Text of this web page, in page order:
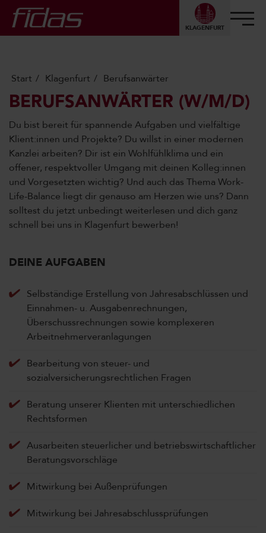
KLAGENFURT
Start Klagenfurt Berufsanwärter
BERUFSANWÄRTER (W/M/D)
Du bist bereit für spannende Aufgaben und vielfältige
Klient:innen und Projekte? Du willst in einer modernen
Kanzlei arbeiten? Dir ist ein Wohlfühlklima und ein
offener, respektvoller Umgang mit deinen Kolleg:innen
und Vorgesetzten wichtig? Und auch das Thema Work-
Life-Balance liegt dir genauso am Herzen wie uns? Dann
solltest du jetzt unbedingt weiterlesen und dich ganz
schnell bei uns in Klagenfurt bewerben!
DEINE AUFGABEN
Selbständige Erstellung von Jahresabschlüssen und
Einnahmen- u. Ausgabenrechnungen,
Überschussrechnungen sowie komplexeren
Arbeitnehmerveranlagungen
Bearbeitung von steuer- und
sozialversicherungsrechtlichen Fragen
Beratung unserer Klienten mit unterschiedlichen
Rechtsformen
Ausarbeiten steuerlicher und betriebswirtschaftlicher
Beratungsvorschläge
Mitwirkung bei Außenprüfungen
Mitwirkung bei Jahresabschlussprüfungen